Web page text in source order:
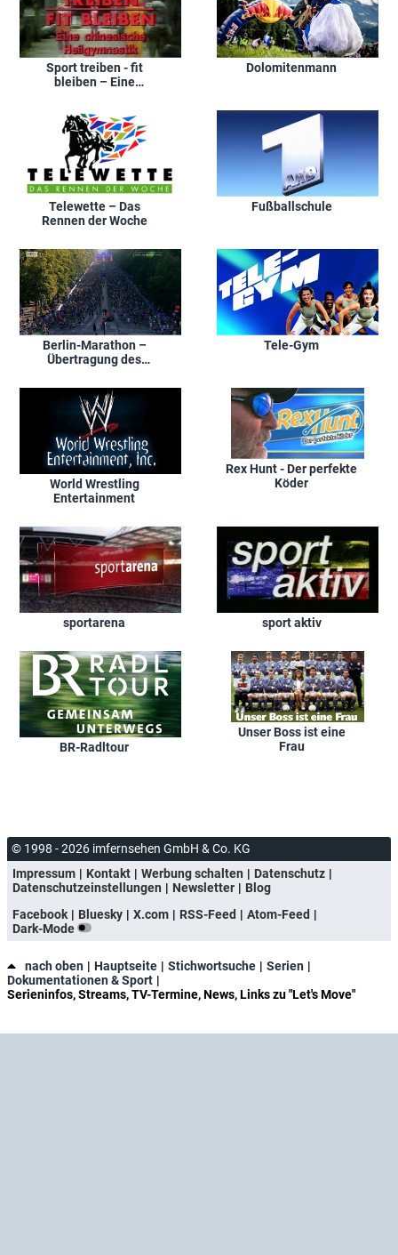
Sport treiben - fit
bleiben – Eine
Heilgymnastik
Dolomitenmann
Telewette – Das
Rennen der Woche
Fußballschule
Berlin-Marathon –
Übertragung des
Brandenburger Tor
Tele-Gym
World Wrestling
Entertainment
Rex Hunt - Der perfekte
Köder
sportarena sport aktiv
BR-Radltour
Unser Boss ist eine
Frau
© 1998 - 2026 imfernsehen GmbH & Co. KG
Impressum
Kontakt Werbung schalten
Datenschutz
Datenschutzeinstellungen
Newsletter
Blog
Facebook
Bluesky X.com RSS-Feed
Atom-Feed
Dark-Mode
nach oben Hauptseite Stichwortsuche
Serien
Dokumentationen & Sport
Serieninfos, Streams, TV-Termine, News, Links zu "Let's Move"